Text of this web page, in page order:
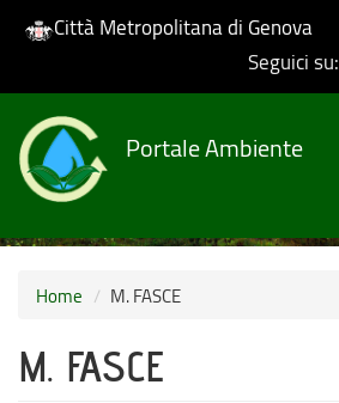
Salta
contenuto
principale
Città Metropolitana di Genova
Seguici su:
Portale Ambiente
Home M. FASCE
M. FASCE